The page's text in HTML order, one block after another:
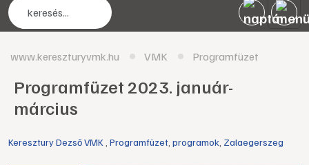
www.kereszturyvmk.hu VMK Programfüzet
Programfüzet 2023. január-
március
Keresztury Dezső VMK Programfüzet programok Zalaegerszeg